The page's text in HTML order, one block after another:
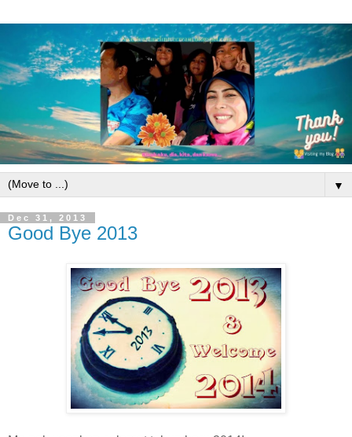
▼
Dec 31, 2013
Good Bye 2013